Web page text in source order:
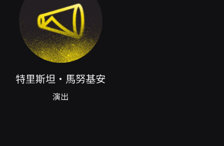
基安則在獨奏、室內樂與改編領域活躍，長期進
行跨界與空間化的聲響實驗。演出曲目以「當代
視野下的吉他風景」為主軸，將可能涵蓋武滿徹
（Toru Takemitsu）、巴托克、Chick
Corea（例如〈Children’s Song〉）、
Meredith Monk（如〈Folkdance〉）、皮亞
佐拉等不同風格的改編或原創作品，讓兩把吉他
在音色、節奏與結構上展現高度的對話與默契。
二重奏形式在這裡不僅是技術的並置，而是一種
特里斯坦・馬努基安
演出